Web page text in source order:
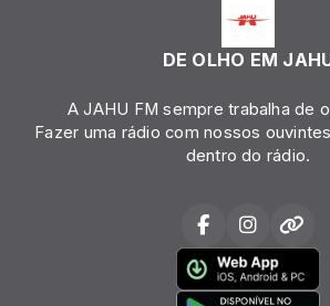
DE OLHO EM
A JAHU FM sempre trabalha de
Fazer uma rádio com nossos
dentro do rádio.